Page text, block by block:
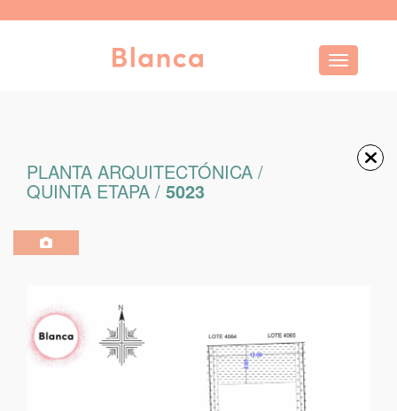
Toggle
PLANTA ARQUITECTÓNICA /
QUINTA ETAPA / 5023